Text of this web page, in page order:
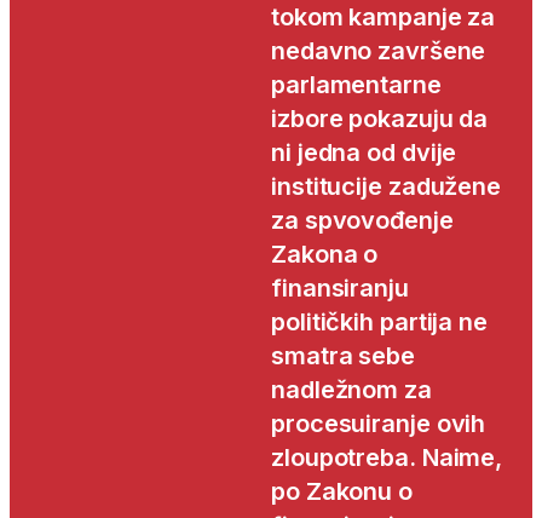
tokom kampanje za
nedavno završene
parlamentarne
izbore pokazuju da
ni jedna od dvije
institucije zadužene
za spvovođenje
Zakona o
finansiranju
političkih partija ne
smatra sebe
nadležnom za
procesuiranje ovih
zloupotreba. Naime,
po Zakonu o